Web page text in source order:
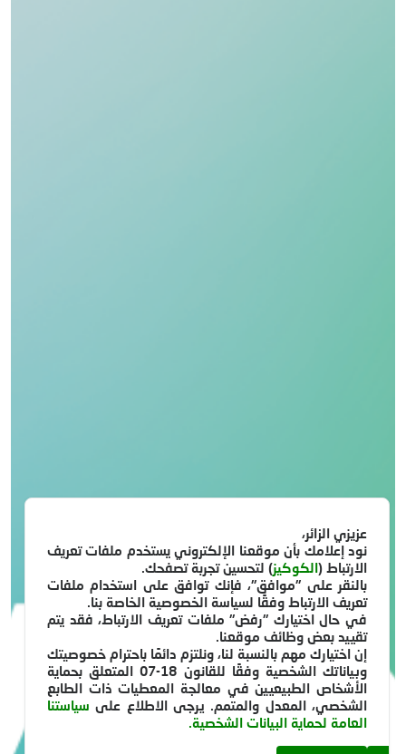
عزيزي الزائر،
نود إعلامك بأن موقعنا الإلكتروني يستخدم ملفات تعريف
الارتباط (الكوكيز) لتحسين تجربة تصفحك.
بالنقر على "موافق"، فإنك توافق على استخدام ملفات
تعريف الارتباط وفقًا لسياسة الخصوصية الخاصة بنا.
في حال اختيارك "رفض" ملفات تعريف الارتباط، فقد يتم
تقييد بعض وظائف موقعنا.
إن اختيارك مهم بالنسبة لنا، ونلتزم دائمًا باحترام خصوصيتك
وبياناتك الشخصية وفقًا للقانون 18-07 المتعلق بحماية
الأشخاص الطبيعيين في معالجة المعطيات ذات الطابع
الشخصي، المعدل والمتمم. يرجى الاطلاع على سياستنا
العامة لحماية البيانات الشخصية.